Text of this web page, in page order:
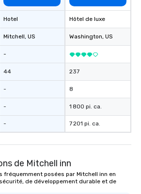
Hotel
Mitchell, US
-
44
-
-
-
Hôtel de luxe
Washington, US
237
8
1 800 pi. ca.
7 201 pi. ca.
de Mitchell inn
fréquemment posées par Mitchell inn en
de développement durable et de